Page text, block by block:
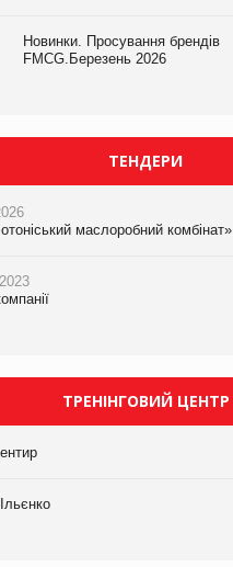
Новинки. Просування брендів
FMCG.Березень 2026
ТЕНДЕРИ
маслоробний комбінат»
ТРЕНІНГОВИЙ ЦЕНТР